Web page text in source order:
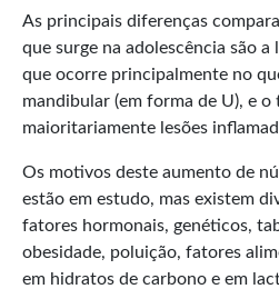
As principais diferenças
que surge na adolescência são a
que ocorre principalmente no
mandibular (em forma de U), e o
maioritariamente lesões
Os motivos deste aumento de
estão em estudo, mas existem
fatores hormonais, genéticos,
obesidade, poluição, fatores
em hidratos de carbono e em